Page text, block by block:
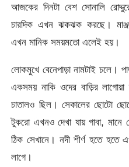
আজকের দিনটা বেশ সোনালি
চারদিক এখন ঝকঝক করছে।
এখন মানিক সময়মতো এলেই হয়।
লোকমুখে বেনেপাড়া নামটাই চলে।
একসময় নাকি ওদের বাড়ির
চাতালও ছিল। সেকালের ছোটো
টুকরো এখনও দেখা যায় গাবা,
ঠিক সেখানে। নদী শীর্ণ হতে হতে
লাগে।